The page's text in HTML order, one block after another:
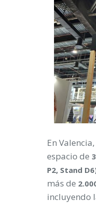
En
espacio de
P2, Stand
más de
incluyendo